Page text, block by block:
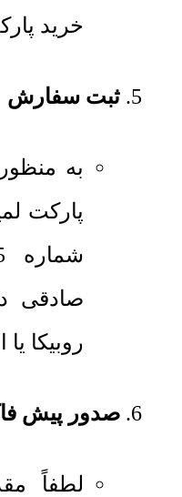
خرید
ثبت سفارش
به
صادقی
روبیکا
صدور پیش
لطفاً